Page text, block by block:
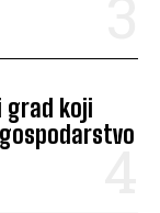
grad koji